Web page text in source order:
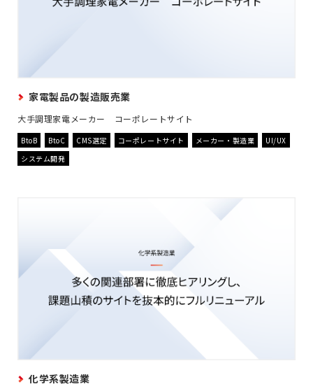
家電製品の製造販売業
大手調理家電メーカー コーポレートサイト
BtoB BtoC CMS選定 コーポレートサイト メーカー・製造業
UI/UX
システム開発
化学系製造業